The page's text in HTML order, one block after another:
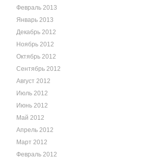
Февраль 2013
Январь 2013
Декабрь 2012
Ноябрь 2012
Октябрь 2012
Сентябрь 2012
Август 2012
Июль 2012
Июнь 2012
Май 2012
Апрель 2012
Март 2012
Февраль 2012